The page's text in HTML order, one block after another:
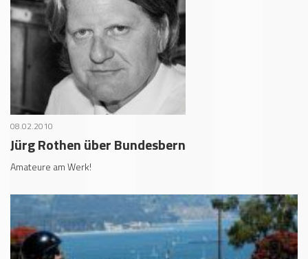
08.02.2010
Jürg Rothen über Bundesbern
Amateure am Werk!